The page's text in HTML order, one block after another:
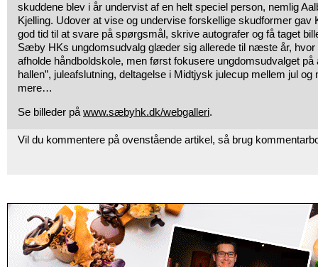
skuddene blev i år undervist af en helt speciel person, nemlig
Kjelling. Udover at vise og undervise forskellige skudformer gav
god tid til at svare på spørgsmål, skrive autografer og få taget
Sæby HKs ungdomsudvalg glæder sig allerede til næste år, hvor
afholde håndboldskole, men først fokusere ungdomsudvalget på
hallen”, juleafslutning, deltagelse i Midtjysk julecup mellem jul
mere…
Se billeder på www.sæbyhk.dk/webgalleri.
Vil du kommentere på ovenstående artikel, så brug